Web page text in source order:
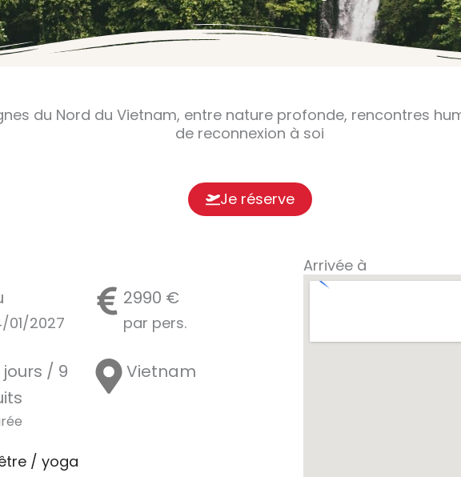
du Nord du Vietnam, entre nature profonde, rencontres
de reconnexion à soi
Je réserve
01/2027
2990 €
par pers.
jours / 9
Vietnam
/ yoga
Arrivée à